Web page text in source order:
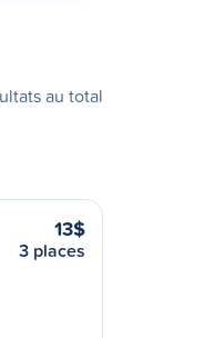
au total
13$
3 places